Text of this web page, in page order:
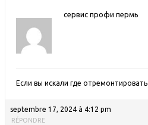
сервис профи пермь
Если вы искали где
septembre 17, 2024 à 4:12 pm
RÉPONDRE